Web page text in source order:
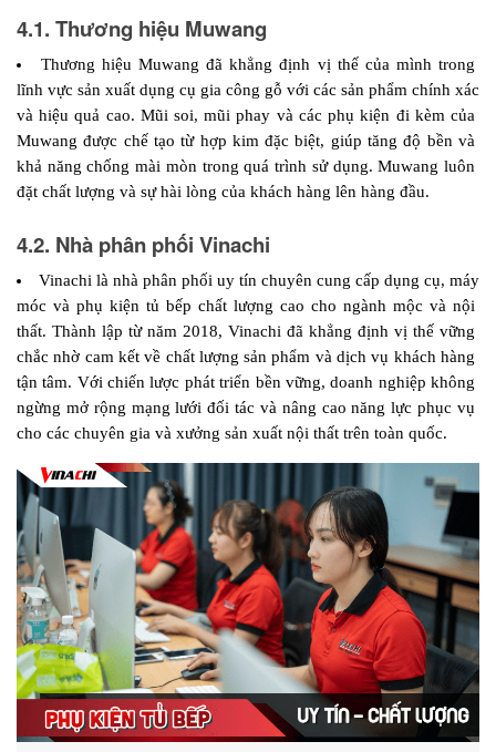
4.1. Thương hiệu Muwang
Thương hiệu Muwang đã khẳng định vị thế của mình trong
lĩnh vực sản xuất dụng cụ gia công gỗ với các sản phẩm chính xác
và hiệu quả cao. Mũi soi, mũi phay và các phụ kiện đi kèm của
Muwang được chế tạo từ hợp kim đặc biệt, giúp tăng độ bền và
khả năng chống mài mòn trong quá trình sử dụng. Muwang luôn
đặt chất lượng và sự hài lòng của khách hàng lên hàng đầu.
4.2. Nhà phân phối Vinachi
Vinachi là nhà phân phối uy tín chuyên cung cấp dụng cụ, máy
móc và phụ kiện tủ bếp chất lượng cao cho ngành mộc và nội
thất. Thành lập từ năm 2018, Vinachi đã khẳng định vị thế vững
chắc nhờ cam kết về chất lượng sản phẩm và dịch vụ khách hàng
tận tâm. Với chiến lược phát triển bền vững, doanh nghiệp không
ngừng mở rộng mạng lưới đối tác và nâng cao năng lực phục vụ
cho các chuyên gia và xưởng sản xuất nội thất trên toàn quốc.